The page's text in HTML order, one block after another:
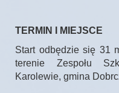
TERMIN I MIEJSCE
Start odbędzie się 31
terenie Zespołu
Karolewie, gmina